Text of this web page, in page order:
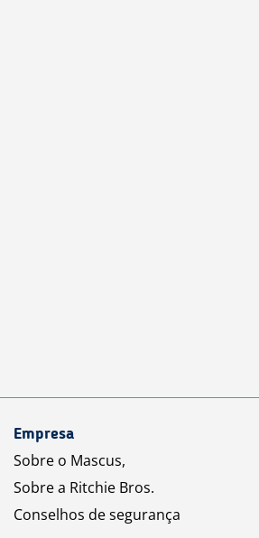
Empresa
Sobre o Mascus,
Sobre a Ritchie Bros.
Conselhos de segurança